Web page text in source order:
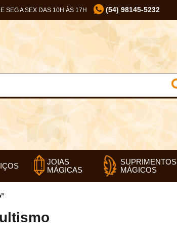
SEG A SEX DAS 10H ÀS 17H (54) 98145-5232
JOIAS
MÁGICAS
SUPRIMENTOS
MÁGICOS